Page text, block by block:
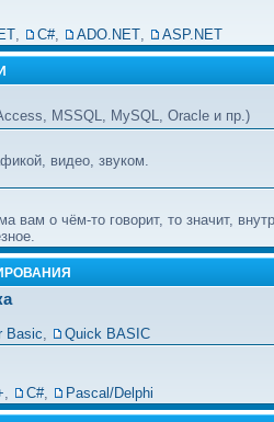
, C#, ADO.NET, ASP.NET
MSSQL, MySQL, Oracle и пр.)
видео, звуком.
вам о чём-то говорит, то значит,
Basic, Quick BASIC
, C#, Pascal/Delphi